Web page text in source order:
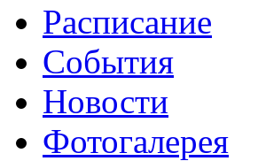
Расписание
События
Новости
Фотогалерея